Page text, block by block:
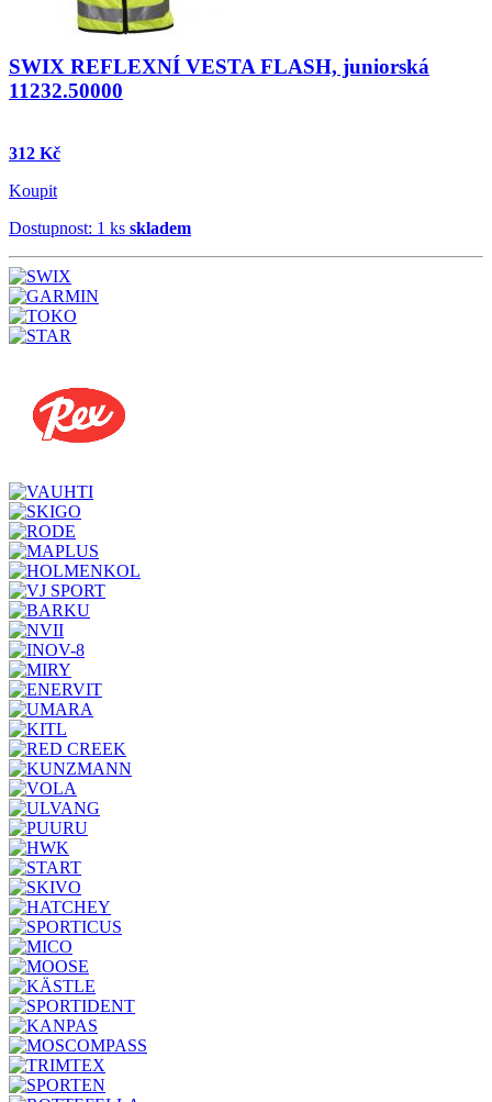
SWIX REFLEXNÍ VESTA FLASH, juniorská
11232.50000
312 Kč
Koupit
Dostupnost: 1 ks skladem